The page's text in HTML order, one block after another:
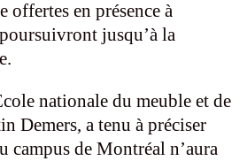
en présence à
jusqu’à la
nationale du meuble et de
Demers, a tenu à préciser
campus de Montréal n’aura